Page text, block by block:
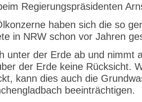
Regierungspräsidenten
haben sich die so
in NRW schon vor Jahren
unter der Erde ab und nimmt
der Erde keine Rücksicht.
kann dies auch die
beeinträchtigen.